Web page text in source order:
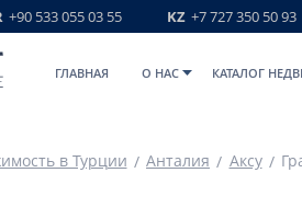
+90 533 055 03 55 KZ +7 727 350 50 93
ГЛАВНАЯ O НАС КАТАЛОГ
в Турции Анталия Аксу